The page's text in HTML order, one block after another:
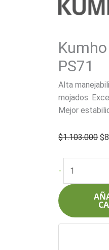
PS71
Alta
mojados.
Mejor
$1.103.000El
$
-
235/65R17
108V
PS71